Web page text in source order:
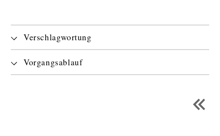
Verschlagwortung
Vorgangsablauf